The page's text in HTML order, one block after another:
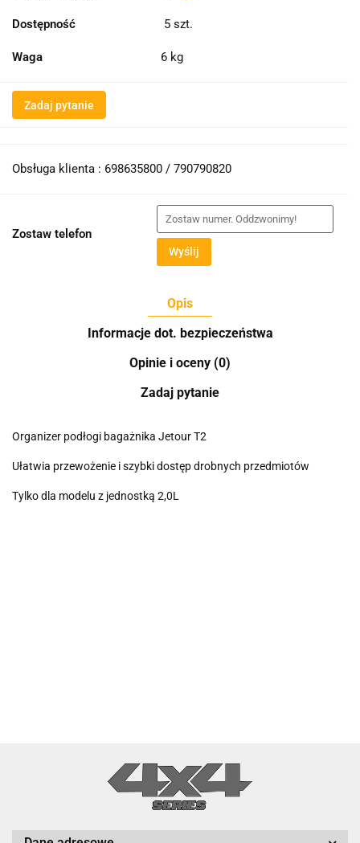
Dostępność 5 szt.
Waga 6 kg
Zadaj pytanie
Obsługa klienta : 698635800 / 790790820
Zostaw telefon
Wyślij
Opis
Informacje dot. bezpieczeństwa
Opinie i oceny (0)
Zadaj pytanie
Organizer podłogi bagażnika Jetour T2
Ułatwia przewożenie i szybki dostęp drobnych przedmiotów
Tylko dla modelu z jednostką 2,0L